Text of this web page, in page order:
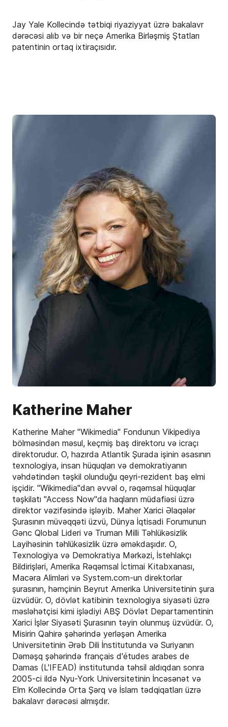
Jay Yale Kollecində tətbiqi riyaziyyat üzrə bakalavr
dərəcəsi alıb və bir neçə Amerika Birləşmiş Ştatları
patentinin ortaq ixtiraçısıdır.
Katherine Maher
Katherine Maher "Wikimedia" Fondunun Vikipediya
bölməsindən məsul, keçmiş baş direktoru və icraçı
direktorudur. O, hazırda Atlantik Şurada işinin əsasının
texnologiya, insan hüquqları və demokratiyanın
vəhdətindən təşkil olunduğu qeyri-rezident baş elmi
işçidir. "Wikimedia"dan əvvəl o, rəqəmsal hüquqlar
təşkilatı "Access Now"da haqların müdafiəsi üzrə
direktor vəzifəsində işləyib. Maher Xarici Əlaqələr
Şurasının müvəqqəti üzvü, Dünya İqtisadi Forumunun
Gənc Qlobal Lideri və Truman Milli Təhlükəsizlik
Layihəsinin təhlükəsizlik üzrə əməkdaşıdır. O,
Texnologiya və Demokratiya Mərkəzi, İstehlakçı
Bildirişləri, Amerika Rəqəmsal İctimai Kitabxanası,
Macəra Alimləri və System.com-un direktorlar
şurasının, həmçinin Beyrut Amerika Universitetinin şura
üzvüdür. O, dövlət katibinin texnologiya siyasəti üzrə
məsləhətçisi kimi işlədiyi ABŞ Dövlət Departamentinin
Xarici İşlər Siyasəti Şurasının təyin olunmuş üzvüdür. O,
Misirin Qahirə şəhərində yerləşən Amerika
Universitetinin Ərəb Dili İnstitutunda və Suriyanın
Dəməşq şəhərində français d'études arabes de
Damas (L'IFEAD) institutunda təhsil aldıqdan sonra
2005-ci ildə Nyu-York Universitetinin İncəsənət və
Elm Kollecində Orta Şərq və İslam tədqiqatları üzrə
bakalavr dərəcəsi almışdır.